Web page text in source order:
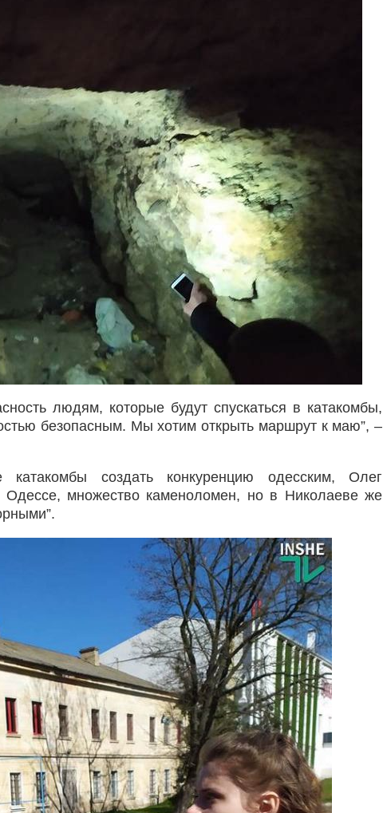
людям, которые будут спускаться в катакомбы,
безопасным. Мы хотим открыть маршрут к маю”, –
создать конкуренцию одесским, Олег
Одессе, множество каменоломен, но в Николаеве же